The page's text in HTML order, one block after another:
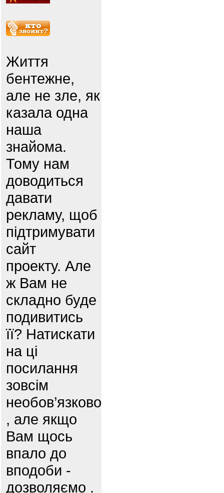
Життя
бентежне,
але не зле, як
казала одна
наша
знайома.
Тому нам
доводиться
давати
рекламу, щоб
підтримувати
сайт
проекту. Але
ж Вам не
складно буде
подивитись
її? Натискати
на ці
посилання
зовсім
необов’язково
, але якщо
Вам щось
впало до
вподоби -
дозволяємо .